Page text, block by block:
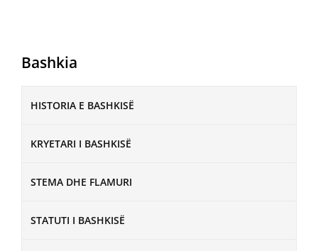
Bashkia
HISTORIA E BASHKISË
KRYETARI I BASHKISË
STEMA DHE FLAMURI
STATUTI I BASHKISË